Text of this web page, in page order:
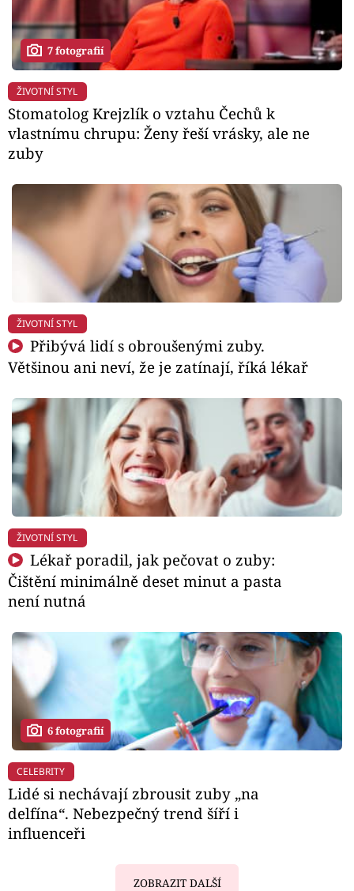
7 fotografií
ŽIVOTNÍ STYL
Stomatolog Krejzlík o vztahu Čechů k
vlastnímu chrupu: Ženy řeší vrásky, ale ne
zuby
ŽIVOTNÍ STYL
Přibývá lidí s obroušenými zuby.
Většinou ani neví, že je zatínají, říká lékař
ŽIVOTNÍ STYL
Lékař poradil, jak pečovat o zuby:
Čištění minimálně deset minut a pasta
není nutná
6 fotografií
CELEBRITY
Lidé si nechávají zbrousit zuby „na
delfína“. Nebezpečný trend šíří i
influenceři
ZOBRAZIT DALŠÍ